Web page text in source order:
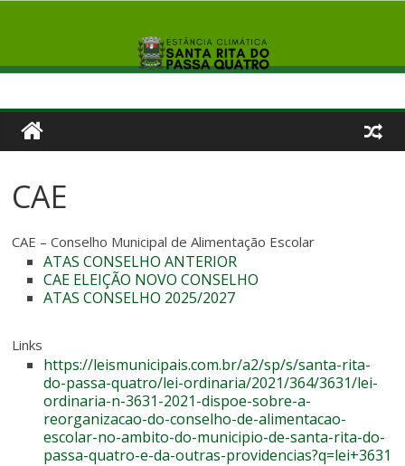
CAE
CAE – Conselho Municipal de Alimentação Escolar
ATAS CONSELHO ANTERIOR
CAE ELEIÇÃO NOVO CONSELHO
ATAS CONSELHO 2025/2027
Links
https://leismunicipais.com.br/a2/sp/s/santa-rita-
do-passa-quatro/lei-ordinaria/2021/364/3631/lei-
ordinaria-n-3631-2021-dispoe-sobre-a-
reorganizacao-do-conselho-de-alimentacao-
escolar-no-ambito-do-municipio-de-santa-rita-do-
passa-quatro-e-da-outras-providencias?q=lei+3631